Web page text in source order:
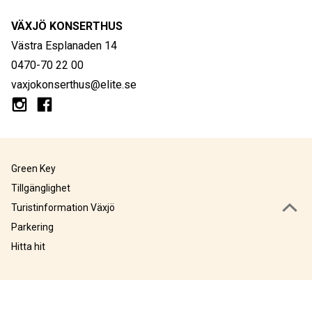
VÄXJÖ KONSERTHUS
Västra Esplanaden 14
0470-70 22 00
vaxjokonserthus@elite.se
Green Key
Tillgänglighet
Turistinformation Växjö
Parkering
Hitta hit